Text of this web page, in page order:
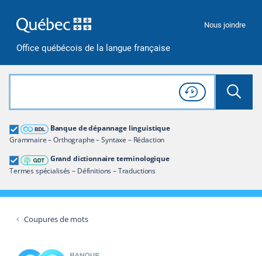
Office québécois de la langue française
Nous joindre
Rechercher dans tout le site
Lancer
Consulter l'
Historique
de recherche
Banque de dépannage linguistique
Grammaire – Orthographe – Syntaxe – Rédaction
Grand dictionnaire terminologique
Termes spécialisés – Définitions – Traductions
Grand dictionnaire terminologique
Restreindre aux termes
Coupures de mots